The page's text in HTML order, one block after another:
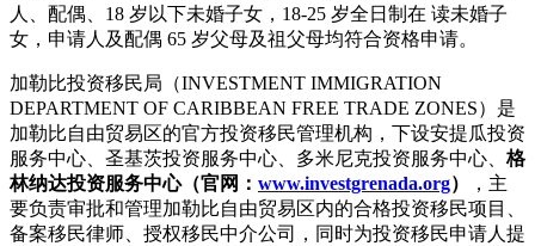
人、配偶、18 岁以下未婚子女，18-25 岁全日制在 读未婚子
女，申请人及配偶 65 岁父母及祖父母均符合资格申请。
加勒比投资移民局（INVESTMENT IMMIGRATION
DEPARTMENT OF CARIBBEAN FREE TRADE ZONES）是
加勒比自由贸易区的官方投资移民管理机构，下设安提瓜投资
服务中心、圣基茨投资服务中心、多米尼克投资服务中心、 格
林纳达投资服务中心（官网： www.investgrenada.org）
，主
要负责审批和管理加勒比自由贸易区内的合格投资移民项目、
备案移民律师、授权移民中介公司，同时为投资移民申请人提